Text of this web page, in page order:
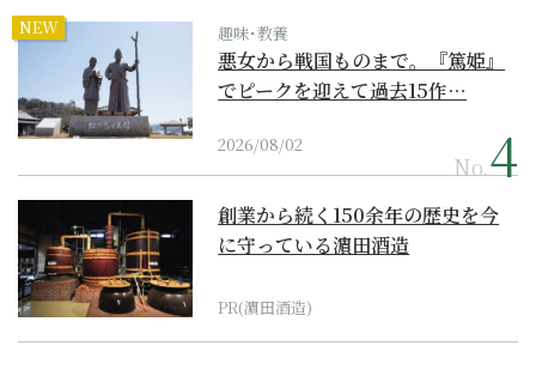
NEW 趣味･教養
悪女から戦国ものまで。『篤姫』
でピークを迎えて過去15作…
2026/08/02
No.
創業から続く150余年の歴史を今
に守っている濵田酒造
PR(濵田酒造)